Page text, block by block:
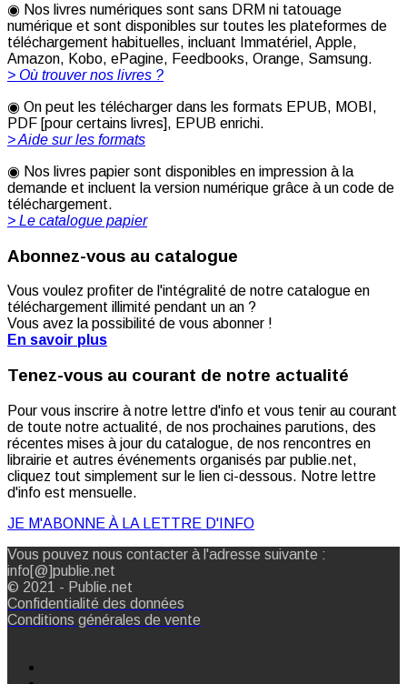
◉ Nos livres numériques sont sans DRM ni tatouage
numérique et sont disponibles sur toutes les plateformes de
téléchargement habituelles, incluant Immatériel, Apple,
Amazon, Kobo, ePagine, Feedbooks, Orange, Samsung.
> Où trouver nos livres ?
◉ On peut les télécharger dans les formats EPUB, MOBI,
PDF [pour certains livres], EPUB enrichi.
> Aide sur les formats
◉ Nos livres papier sont disponibles en impression à la
demande et incluent la version numérique grâce à un code de
téléchargement.
> Le catalogue papier
Abonnez-vous au catalogue
Vous voulez profiter de l'intégralité de notre catalogue en
téléchargement illimité pendant un an ?
Vous avez la possibilité de vous abonner !
En savoir plus
Tenez-vous au courant de notre actualité
Pour vous inscrire à notre lettre d'info et vous tenir au courant
de toute notre actualité, de nos prochaines parutions, des
récentes mises à jour du catalogue, de nos rencontres en
librairie et autres événements organisés par publie.net,
cliquez tout simplement sur le lien ci-dessous. Notre lettre
d'info est mensuelle.
JE M'ABONNE À LA LETTRE D'INFO
Vous pouvez nous contacter à l'adresse suivante :
info[@]publie.net
© 2021 - Publie.net
Confidentialité des données
Conditions générales de vente